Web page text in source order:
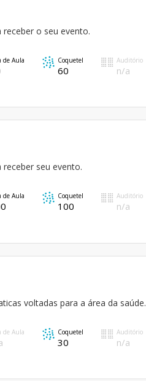
o seu evento.
de Aula Coquetel
60
Auditório
n/a
seu evento.
de Aula Coquetel
100
Auditório
n/a
voltadas para a área da saúde.
de Aula Coquetel
30
Auditório
n/a